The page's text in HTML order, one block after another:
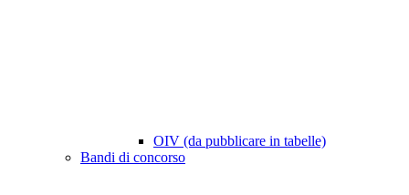
OIV (da pubblicare in tabelle)
Bandi di concorso